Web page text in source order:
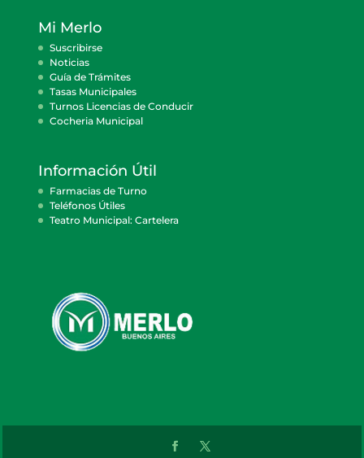
Mi Merlo
Suscribirse
Noticias
Guía de Trámites
Tasas Municipales
Turnos Licencias de Conducir
Cocheria Municipal
Información Útil
Farmacias de Turno
Teléfonos Útiles
Teatro Municipal: Cartelera